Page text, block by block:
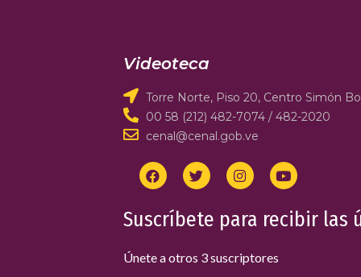
Videoteca
Torre Norte, Piso 20, Centro Simón
00 58 (212) 482-7074 / 482-2020
cenal@cenal.gob.ve
Suscríbete para recibir las
Únete a otros 3 suscriptores